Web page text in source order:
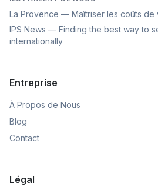
La Provence — Maîtriser les coûts de
IPS News — Finding the best way to
internationally
Entreprise
À Propos de Nous
Blog
Contact
Légal